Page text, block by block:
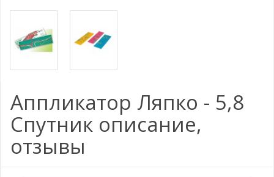
Аппликатор Ляпко - 5,8
Спутник описание,
отзывы